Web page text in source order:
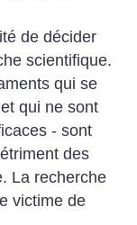
de décider
scientifique.
qui se
qui ne sont
- sont
des
La recherche
victime de